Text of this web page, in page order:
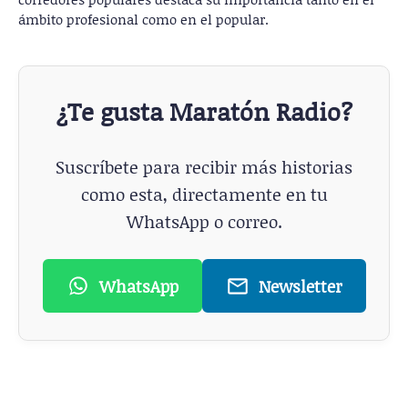
ámbito profesional como en el popular.
¿Te gusta Maratón Radio?
Suscríbete para recibir más historias
como esta, directamente en tu
WhatsApp o correo.
WhatsApp Newsletter